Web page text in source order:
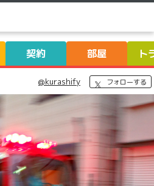
契約 部屋 ト
@kurashify フォローする